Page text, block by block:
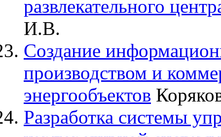
развлекательного
И.В.
Создание
производством и
энергообъектов
Разработка системы